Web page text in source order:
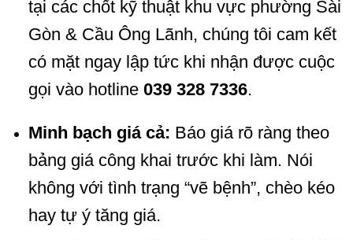
tại các chốt kỹ thuật khu vực phường Sài
Gòn & Cầu Ông Lãnh, chúng tôi cam kết
có mặt ngay lập tức khi nhận được cuộc
gọi vào hotline 039 328 7336.
Minh bạch giá cả: Báo giá rõ ràng theo
bảng giá công khai trước khi làm. Nói
không với tình trạng “vẽ bệnh”, chèo kéo
hay tự ý tăng giá.